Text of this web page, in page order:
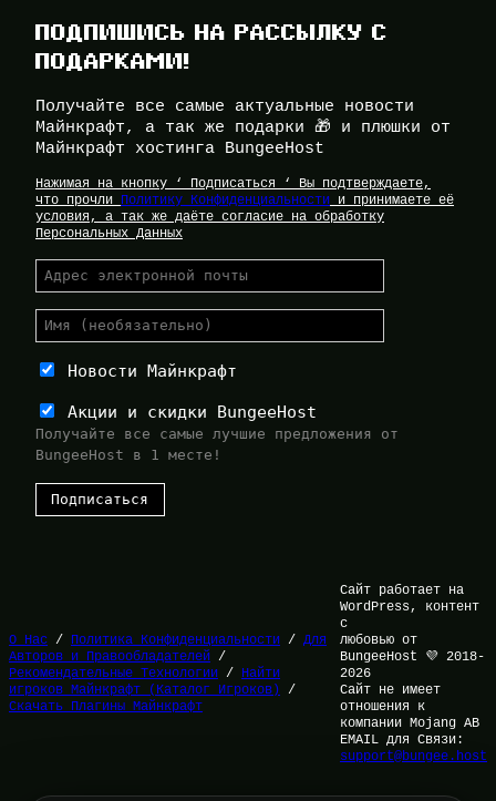
ПОДПИШИСЬ НА РАССЫЛКУ С
ПОДАРКАМИ!
Получайте все самые актуальные новости
Майнкрафт, а так же подарки 🎁 и плюшки от
Майнкрафт хостинга BungeeHost
Нажимая на кнопку ‘ Подписаться ‘ Вы подтверждаете,
что прочли Политику Конфиденциальности и принимаете её
условия, а так же даёте согласие на обработку
Персональных Данных
Новости Майнкрафт
Акции и скидки BungeeHost
Получайте все самые лучшие предложения от
BungeeHost в 1 месте!
О Нас / Политика Конфиденциальности / Для
Авторов и Правообладателей /
Рекомендательные Технологии / Найти
игроков Майнкрафт (Каталог Игроков) /
Скачать Плагины Майнкрафт
Сайт работает на
WordPress, контент
с
любовью от
BungeeHost 💜 2018-
2026
Сайт не имеет
отношения к
компании Mojang AB
EMAIL для Связи:
support@bungee.host